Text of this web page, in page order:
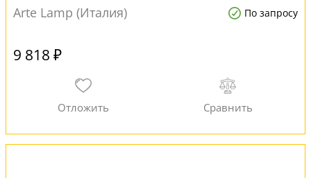
Arte Lamp (Италия)
По запросу
9 818 ₽